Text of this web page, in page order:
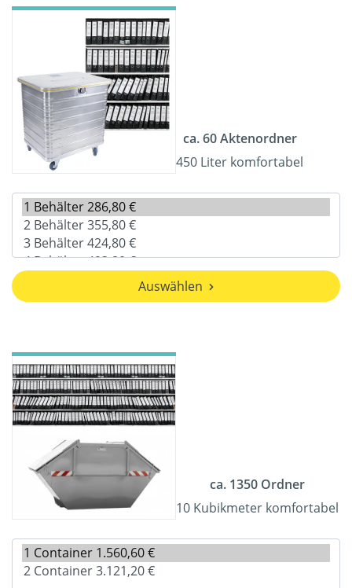
ca. 60 Aktenordner
450 Liter komfortabel
Auswählen
ca. 1350 Ordner
10 Kubikmeter komfortabel